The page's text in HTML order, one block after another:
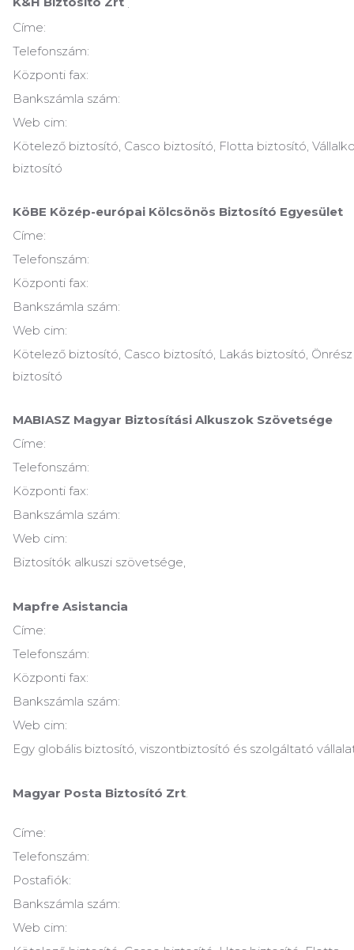
Címe:
Telefonszám:
Központi fax:
Bankszámla szám:
Web cim:
Kötelező biztosító, Casco biztosító, Flotta biztosító,
biztosító
KöBE Közép-európai Kölcsönös Biztosító Egyesület
Címe:
Telefonszám:
Központi fax:
Bankszámla szám:
Web cim:
Kötelező biztosító, Casco biztosító, Lakás biztosító, Önrész
biztosító
MABIASZ Magyar Biztosítási Alkuszok Szövetsége
Címe:
Telefonszám:
Központi fax:
Bankszámla szám:
Web cim:
Biztosítók alkuszi szövetsége,
Mapfre Asistancia
Címe:
Telefonszám:
Központi fax:
Bankszámla szám:
Web cim:
Egy globális biztosító, viszontbiztosító és szolgáltató
Magyar Posta Biztosító Zrt.
Címe:
Telefonszám:
Postafiók:
Bankszámla szám:
Web cim: